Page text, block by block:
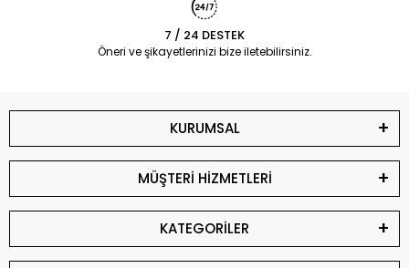
7 / 24 DESTEK
Öneri ve şikayetlerinizi bize iletebilirsiniz.
KURUMSAL
MÜŞTERİ HİZMETLERİ
KATEGORİLER